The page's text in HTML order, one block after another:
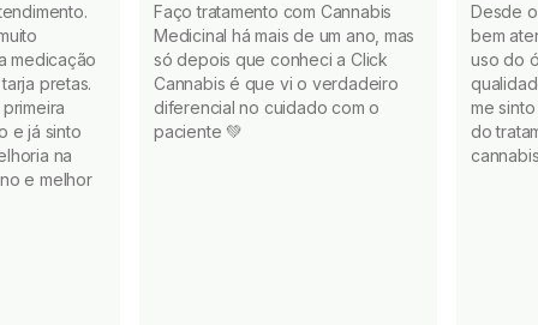
medicação
pretas.
e já sinto
na
e melhor
Faço tratamento com Cannabis
Medicinal há mais de um ano, mas
só depois que conheci a Click
Cannabis é que vi o verdadeiro
diferencial no cuidado com o
paciente 💚
Desde
bem
uso do
me
do